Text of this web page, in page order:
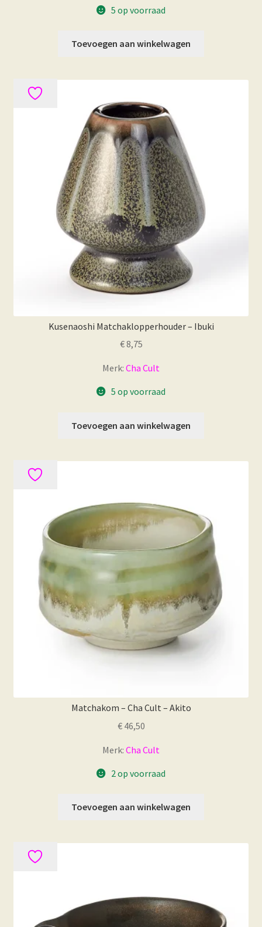
5 op voorraad
Toevoegen aan winkelwagen
Kusenaoshi Matchaklopperhouder – Ibuki
€8,75
Merk: Cha Cult
5 op voorraad
Toevoegen aan winkelwagen
Matchakom – Cha Cult – Akito
€46,50
Merk: Cha Cult
2 op voorraad
Toevoegen aan winkelwagen